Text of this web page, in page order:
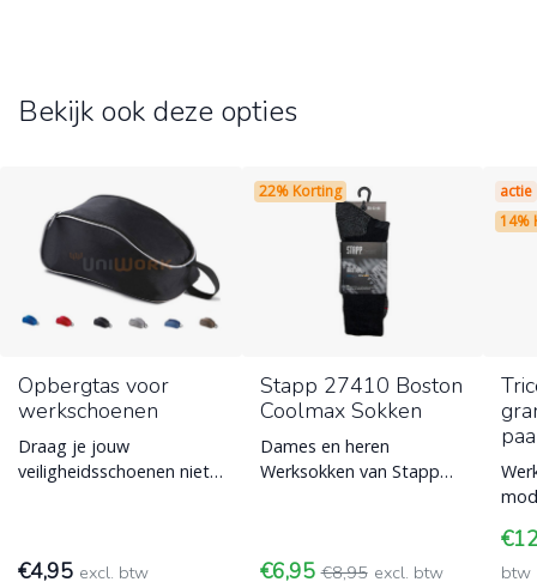
Bekijk ook deze opties
Opbergtas voor
werkschoenen
Draag je jouw
veiligheidsschoenen niet
€4,95 excl. btw
22% Korting
Stapp 27410 Boston
Coolmax Sokken
Dames en heren
Werksokken van Stapp
€6,95€8,95 excl. btw
actie
14%
en
btw